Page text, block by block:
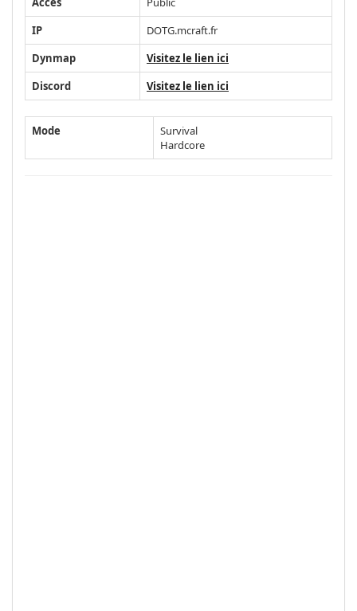
IP
DOTG.mcraft.fr
Dynmap
Visitez le lien ici
Discord
Visitez le lien ici
Mode
Survival
Hardcore